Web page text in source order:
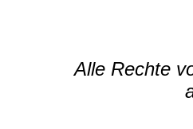
Alle Rechte